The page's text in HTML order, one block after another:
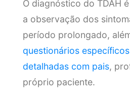
O diagnóstico do TDAH
a observação dos
período prolongado,
questionários
detalhadas com pais,
próprio paciente.